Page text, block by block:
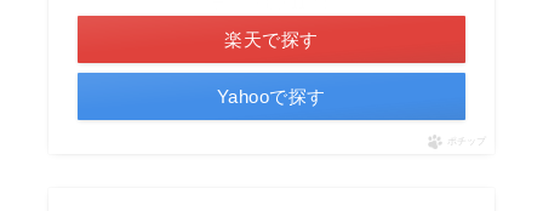
楽天で探す
Yahooで探す
ポチップ